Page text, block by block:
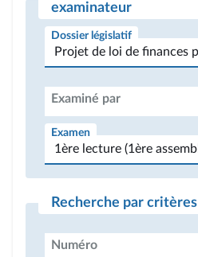
examinateur
Dossier législatif
Examiné par
Examen
Recherche par critères
Numéro